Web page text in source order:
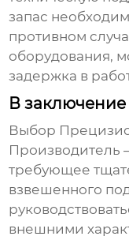
запас
противном
оборудования,
задержка в
В заключение
Выбор
Производитель
требующее
взвешенного
внешними